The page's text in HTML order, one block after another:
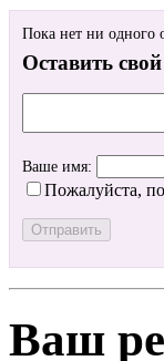
Пока нет ни одного
Оставить
Ваше имя:
Пожалуйста,
Ваш